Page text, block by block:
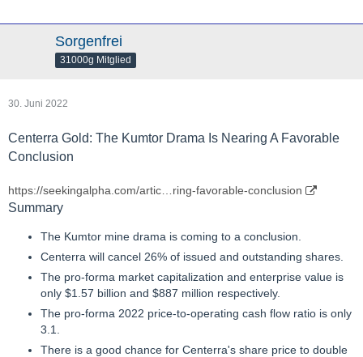
Sorgenfrei
31000g Mitglied
30. Juni 2022
Centerra Gold: The Kumtor Drama Is Nearing A Favorable
Conclusion
https://seekingalpha.com/artic…ring-favorable-conclusion
Summary
The Kumtor mine drama is coming to a conclusion.
Centerra will cancel 26% of issued and outstanding shares.
The pro-forma market capitalization and enterprise value is
only $1.57 billion and $887 million respectively.
The pro-forma 2022 price-to-operating cash flow ratio is only
3.1.
There is a good chance for Centerra's share price to double